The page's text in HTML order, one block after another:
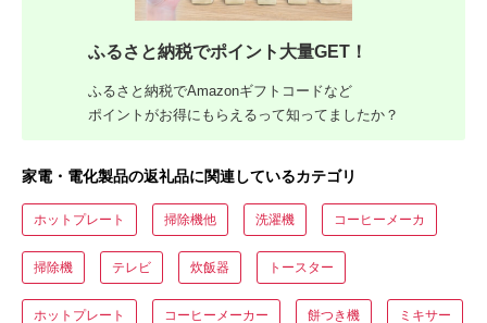
ふるさと納税でポイント大量GET！
ふるさと納税でAmazonギフトコードなど
ポイントがお得にもらえるって知ってましたか？
家電・電化製品の返礼品に関連しているカテゴリ
ホットプレート 掃除機他 洗濯機 コーヒーメーカ
掃除機 テレビ 炊飯器 トースター
ホットプレート コーヒーメーカー 餅つき機 ミキサー